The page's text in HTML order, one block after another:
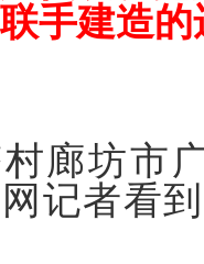
手建造
廊坊市
记者看到